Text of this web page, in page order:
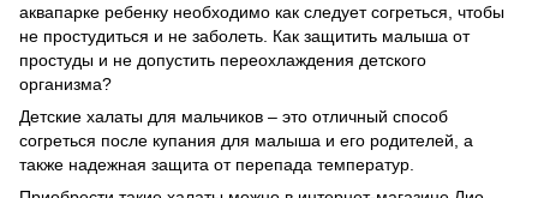
аквапарке ребенку необходимо как следует согреться, чтобы
не простудиться и не заболеть. Как защитить малыша от
простуды и не допустить переохлаждения детского
организма?
Детские халаты для мальчиков – это отличный способ
согреться после купания для малыша и его родителей, а
также надежная защита от перепада температур.